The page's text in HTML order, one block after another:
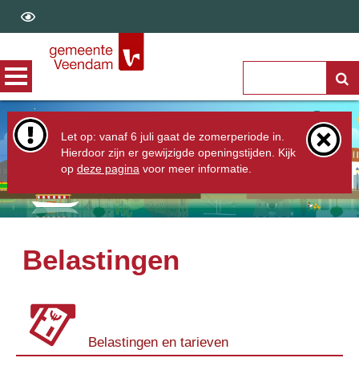
Let op: vanaf 6 juli gaat de zomerperiode in.
Hierdoor zijn er gewijzigde openingstijden. Kijk
op deze pagina voor meer informatie.
Belastingen
Belastingen en tarieven